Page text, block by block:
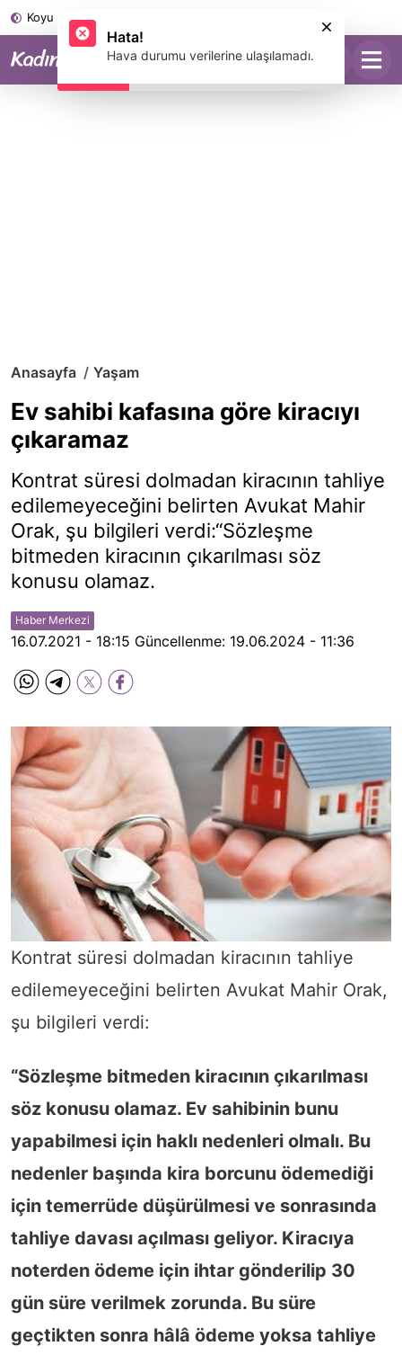
Koyu Mod
Anasayfa Yaşam
Ev sahibi kafasına göre kiracıyı
çıkaramaz
Kontrat süresi dolmadan kiracının tahliye
edilemeyeceğini belirten Avukat Mahir
Orak, şu bilgileri verdi:“Sözleşme
bitmeden kiracının çıkarılması söz
konusu olamaz.
Haber Merkezi
16.07.2021 - 18:15 Güncellenme: 19.06.2024 - 11:36
Kontrat süresi dolmadan kiracının tahliye
edilemeyeceğini belirten Avukat Mahir Orak,
şu bilgileri verdi:
“Sözleşme bitmeden kiracının çıkarılması
söz konusu olamaz. Ev sahibinin bunu
yapabilmesi için haklı nedenleri olmalı. Bu
nedenler başında kira borcunu ödemediği
için temerrüde düşürülmesi ve sonrasında
tahliye davası açılması geliyor. Kiracıya
noterden ödeme için ihtar gönderilip 30
gün süre verilmek zorunda. Bu süre
geçtikten sonra hâlâ ödeme yoksa tahliye
Hata!
Hava durumu verilerine ulaşılamadı.